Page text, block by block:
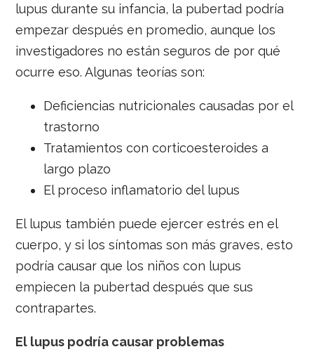
lupus durante su infancia, la pubertad podría
empezar después en promedio, aunque los
investigadores no están seguros de por qué
ocurre eso. Algunas teorías son:
Deficiencias nutricionales causadas por el
trastorno
Tratamientos con corticoesteroides a
largo plazo
El proceso inflamatorio del lupus
El lupus también puede ejercer estrés en el
cuerpo, y si los síntomas son más graves, esto
podría causar que los niños con lupus
empiecen la pubertad después que sus
contrapartes.
El lupus podría causar problemas